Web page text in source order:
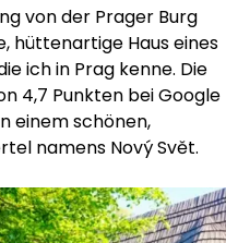
von der Prager Burg
hüttenartige Haus eines
ich in Prag kenne. Die
4,7 Punkten bei Google
einem schönen,
namens Nový Svět.